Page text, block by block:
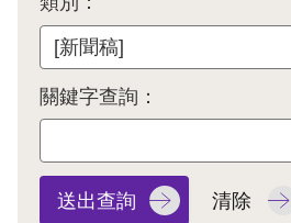
關
於
本
會
最
關鍵字查詢：